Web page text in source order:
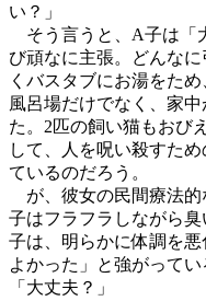
い？」
そう言うと、A子は「
び頑なに主張。どんな
くバスタブにお湯をた
風呂場だけでなく、家
た。2匹の飼い猫もおび
して、人を呪い殺すた
ているのだろう。
が、彼女の民間療法的
子はフラフラしながら
子は、明らかに体調を
よかった」と強がってい
「大丈夫？」